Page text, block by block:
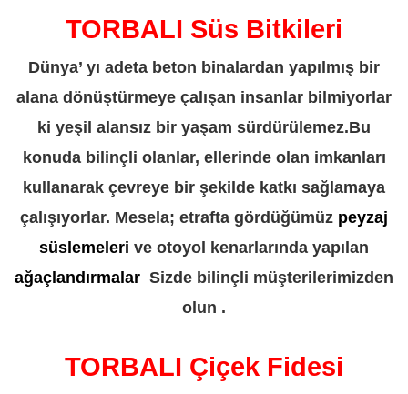
TORBALI Süs Bitkileri
Dünya’ yı adeta beton binalardan yapılmış bir
alana dönüştürmeye çalışan insanlar bilmiyorlar
ki yeşil alansız bir yaşam sürdürülemez.Bu
konuda bilinçli olanlar, ellerinde olan imkanları
kullanarak çevreye bir şekilde katkı sağlamaya
çalışıyorlar. Mesela; etrafta gördüğümüz peyzaj
süslemeleri ve otoyol kenarlarında yapılan
ağaçlandırmalar Sizde bilinçli müşterilerimizden
olun .
TORBALI Çiçek Fidesi